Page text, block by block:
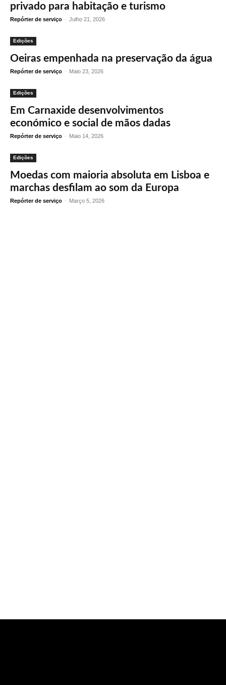
privado para habitação e turismo
Repórter de serviço - Julho 21, 2026
Edições
Oeiras empenhada na preservação da água
Repórter de serviço - Maio 23, 2026
Edições
Em Carnaxide desenvolvimentos
económico e social de mãos dadas
Repórter de serviço - Maio 14, 2026
Edições
Moedas com maioria absoluta em Lisboa e
marchas desfilam ao som da Europa
Repórter de serviço - Março 5, 2026